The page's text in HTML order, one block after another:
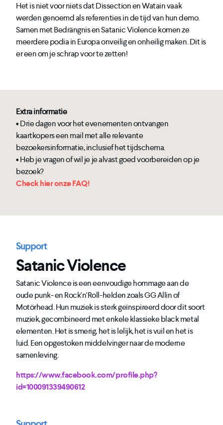
Het is niet voor niets dat Dissection en Watain vaak
werden genoemd als referenties in de tijd van hun demo.
Samen met Bedrängnis en Satanic Violence komen ze
meerdere podia in Europa onveilig en onheilig maken. Dit is
er een om je schrap voor te zetten!
Extra informatie
• Drie dagen voor het evenementen ontvangen
kaartkopers een mail met alle relevante
bezoekersinformatie, inclusief het tijdschema.
• Heb je vragen of wil je je alvast goed voorbereiden op je
bezoek?
Check hier onze FAQ!
Support
Satanic Violence
Satanic Violence is een eenvoudige hommage aan de
oude punk- en Rock'n'Roll-helden zoals GG Allin of
Motörhead. Hun muziek is sterk geïnspireerd door dit soort
muziek, gecombineerd met enkele klassieke black metal
elementen. Het is smerig, het is lelijk, het is vuil en het is
luid. Een opgestoken middelvinger naar de moderne
samenleving.
https://www.facebook.com/profile.php?
id=100091339490612